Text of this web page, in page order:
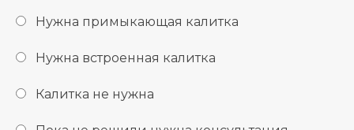
Нужна примыкающая калитка
Нужна встроенная калитка
Калитка не нужна